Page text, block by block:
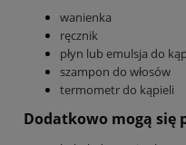
wanienka
ręcznik
płyn lub emulsja do
szampon do włosów
termometr do kąpieli
Dodatkowo mogą się